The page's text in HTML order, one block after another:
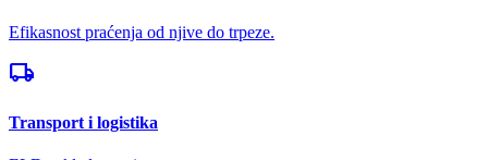
Efikasnost praćenja od njive do trpeze.
local_shipping
Transport i logistika